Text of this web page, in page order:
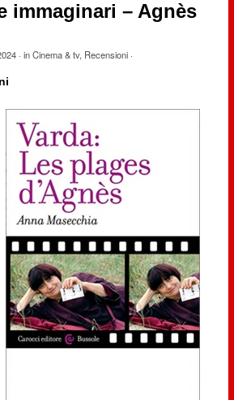
immaginari – Agnès
· inCinema & tv, Recensioni·